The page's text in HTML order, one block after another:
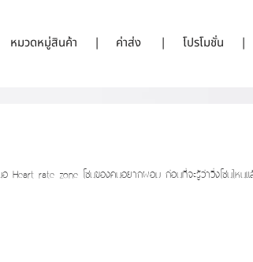
หมวดหมู่สินค้า | ค่าส่ง | โปรโมชั่น |